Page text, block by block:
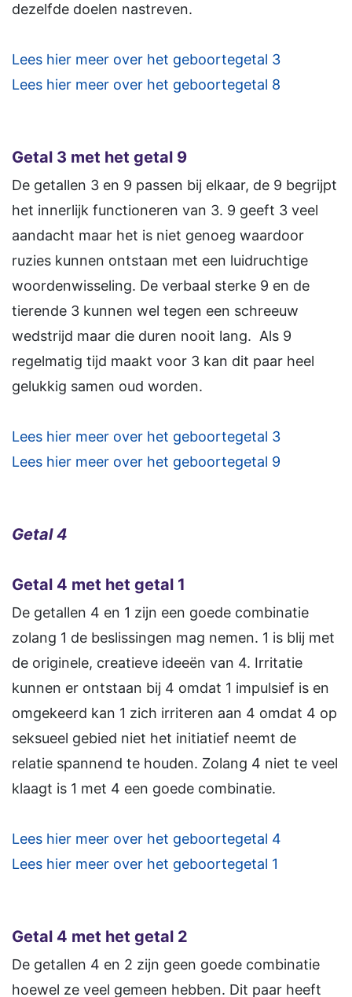
dezelfde doelen nastreven.
Lees hier meer over het geboortegetal 3
Lees hier meer over het geboortegetal 8
Getal 3 met het getal 9
De getallen 3 en 9 passen bij elkaar, de 9 begrijpt
het innerlijk functioneren van 3. 9 geeft 3 veel
aandacht maar het is niet genoeg waardoor
ruzies kunnen ontstaan met een luidruchtige
woordenwisseling. De verbaal sterke 9 en de
tierende 3 kunnen wel tegen een schreeuw
wedstrijd maar die duren nooit lang. Als 9
regelmatig tijd maakt voor 3 kan dit paar heel
gelukkig samen oud worden.
Lees hier meer over het geboortegetal 3
Lees hier meer over het geboortegetal 9
Getal 4
Getal 4 met het getal 1
De getallen 4 en 1 zijn een goede combinatie
zolang 1 de beslissingen mag nemen. 1 is blij met
de originele, creatieve ideeën van 4. Irritatie
kunnen er ontstaan bij 4 omdat 1 impulsief is en
omgekeerd kan 1 zich irriteren aan 4 omdat 4 op
seksueel gebied niet het initiatief neemt de
relatie spannend te houden. Zolang 4 niet te veel
klaagt is 1 met 4 een goede combinatie.
Lees hier meer over het geboortegetal 4
Lees hier meer over het geboortegetal 1
Getal 4 met het getal 2
De getallen 4 en 2 zijn geen goede combinatie
hoewel ze veel gemeen hebben. Dit paar heeft